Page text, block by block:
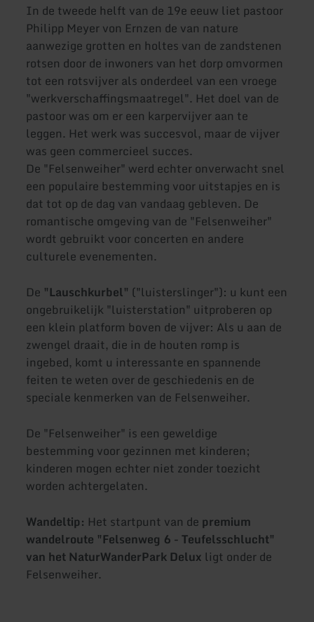
In de tweede helft van de 19e eeuw liet pastoor
Philipp Meyer von Ernzen de van nature
aanwezige grotten en holtes van de zandstenen
rotsen door de inwoners van het dorp omvormen
tot een rotsvijver als onderdeel van een vroege
"werkverschaffingsmaatregel". Het doel van de
pastoor was om er een karpervijver aan te
leggen. Het werk was succesvol, maar de vijver
was geen commercieel succes.
De "Felsenweiher" werd echter onverwacht snel
een populaire bestemming voor uitstapjes en is
dat tot op de dag van vandaag gebleven. De
romantische omgeving van de "Felsenweiher"
wordt gebruikt voor concerten en andere
culturele evenementen.
De "Lauschkurbel" ("luisterslinger"): u kunt een
ongebruikelijk "luisterstation" uitproberen op
een klein platform boven de vijver: Als u aan de
zwengel draait, die in de houten romp is
ingebed, komt u interessante en spannende
feiten te weten over de geschiedenis en de
speciale kenmerken van de Felsenweiher.
De "Felsenweiher" is een geweldige
bestemming voor gezinnen met kinderen;
kinderen mogen echter niet zonder toezicht
worden achtergelaten.
Wandeltip: Het startpunt van de premium
wandelroute "Felsenweg 6 - Teufelsschlucht"
van het NaturWanderPark Delux ligt onder de
Felsenweiher.